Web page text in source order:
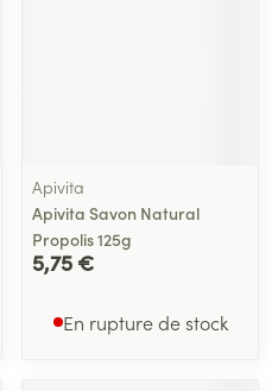
Apivita
Apivita Savon Natural
Propolis 125g
5,75 €
En rupture de stock